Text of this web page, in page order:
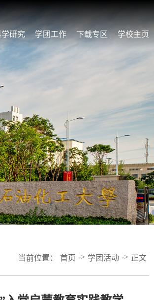
学研究 学团工作 下载专区 学校主页
当前位置： 首页 -> 学团活动 -> 正文